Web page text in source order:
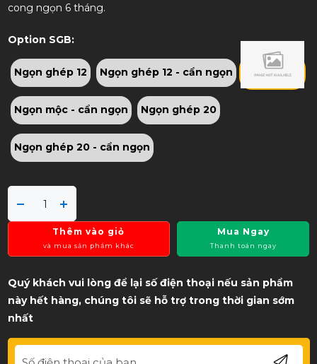
cong ngọn 6 tháng.
Option SGB:
Ngọn ghép 12 Ngọn ghép 12 - cẩn ngọn Ngọn mộc
Ngọn mộc - cẩn ngọn Ngọn ghép 20
Ngọn ghép 20 - cẩn ngọn
Thêm vào giỏ
và mua sản phẩm khác
Mua Ngay
Thanh toán ngay
Quý khách vui lòng để lại số điện thoại nếu sản phẩm
này hết hàng, chúng tôi sẽ hỗ trợ trong thời gian sớm
nhất